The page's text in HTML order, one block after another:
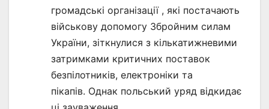
громадські організації , які постачають
військову допомогу Збройним силам
України, зіткнулися з кількатижневими
затримками критичних поставок
безпілотників, електроніки та
пікапів. Однак польський уряд відкидає